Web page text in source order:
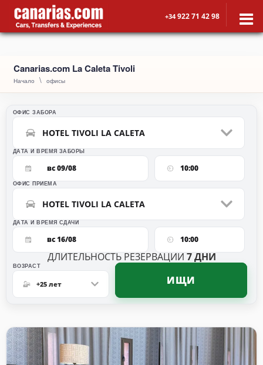
+34922 71 42 98
Canarias.com La Caleta Tivoli
Начало офисы
ОФИС ЗАБОРА
HOTEL TIVOLI LA CALETA
ДАТА И ВРЕМЯ ЗАБОРЫ
вс 09/08 10:00
ДЛИТЕЛЬНОСТЬ РЕЗЕРВАЦИИ 7 ДНИ
ОФИС ПРИЕМА
HOTEL TIVOLI LA CALETA
ДАТА И ВРЕМЯ СДАЧИ
вс 16/08 10:00
ВO3PACT
+25 лет ИЩИ